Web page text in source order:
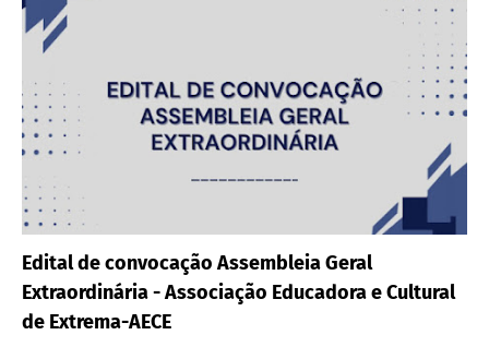
Edital de convocação Assembleia Geral
Extraordinária - Associação Educadora e Cultural
de Extrema-AECE